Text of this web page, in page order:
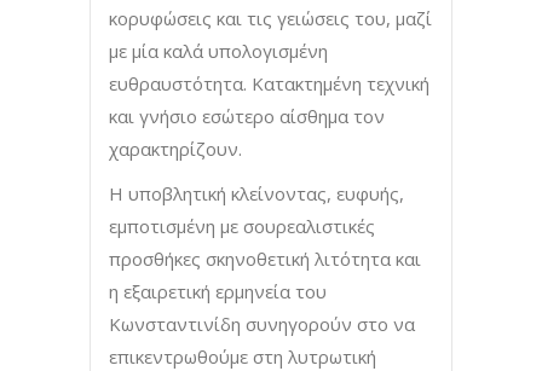
κορυφώσεις και τις γειώσεις του, μαζί
με μία καλά υπολογισμένη
ευθραυστότητα. Κατακτημένη τεχνική
και γνήσιο εσώτερο αίσθημα τον
χαρακτηρίζουν.
Η υποβλητική κλείνοντας, ευφυής,
εμποτισμένη με σουρεαλιστικές
προσθήκες σκηνοθετική λιτότητα και
η εξαιρετική ερμηνεία του
Κωνσταντινίδη συνηγορούν στο να
επικεντρωθούμε στη λυτρωτική